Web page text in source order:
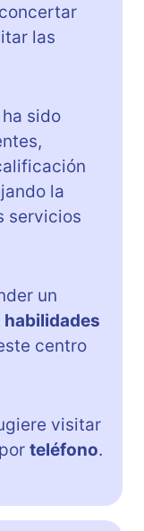
las
sido
la
servicios
un
habilidades
centro
visitar
teléfono.